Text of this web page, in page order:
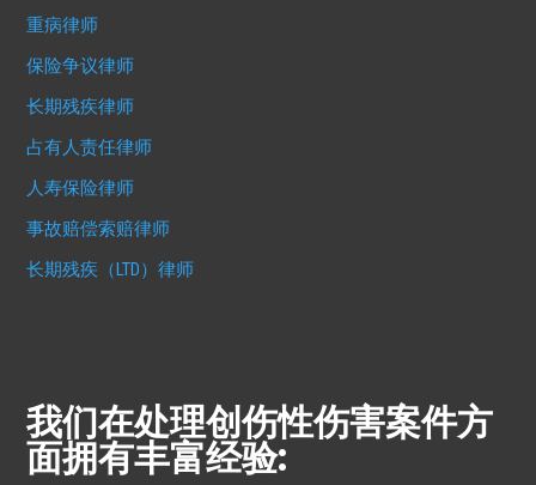
重病律师
保险争议律师
长期残疾律师
占有人责任律师
人寿保险律师
事故赔偿索赔律师
长期残疾（LTD）律师
我们在处理创伤性伤害案件方
面拥有丰富经验: